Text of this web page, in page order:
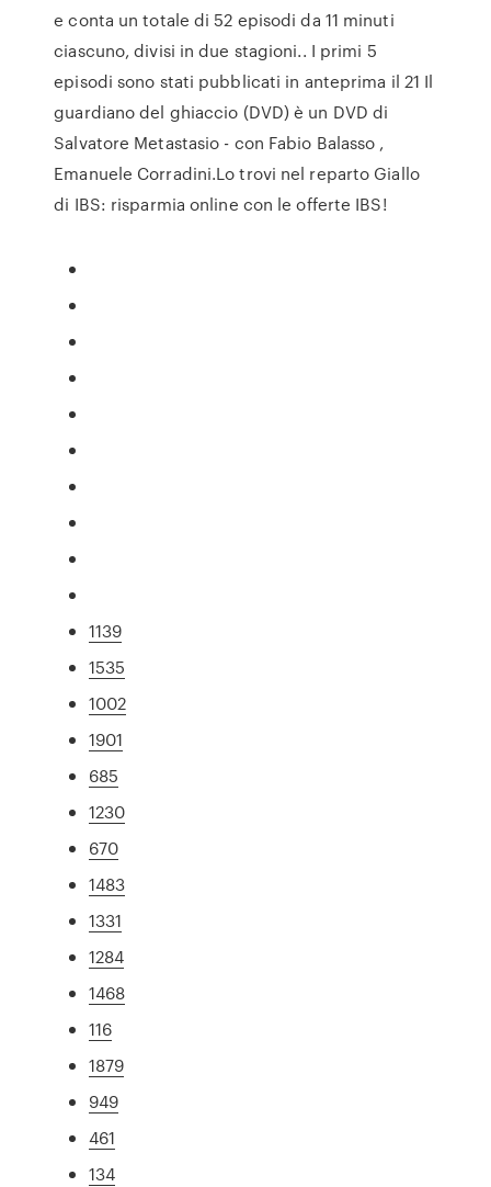
e conta un totale di 52 episodi da 11 minuti
ciascuno, divisi in due stagioni.. I primi 5
episodi sono stati pubblicati in anteprima il 21 Il
guardiano del ghiaccio (DVD) è un DVD di
Salvatore Metastasio - con Fabio Balasso ,
Emanuele Corradini.Lo trovi nel reparto Giallo
di IBS: risparmia online con le offerte IBS!
1139
1535
1002
1901
685
1230
670
1483
1331
1284
1468
116
1879
949
461
134